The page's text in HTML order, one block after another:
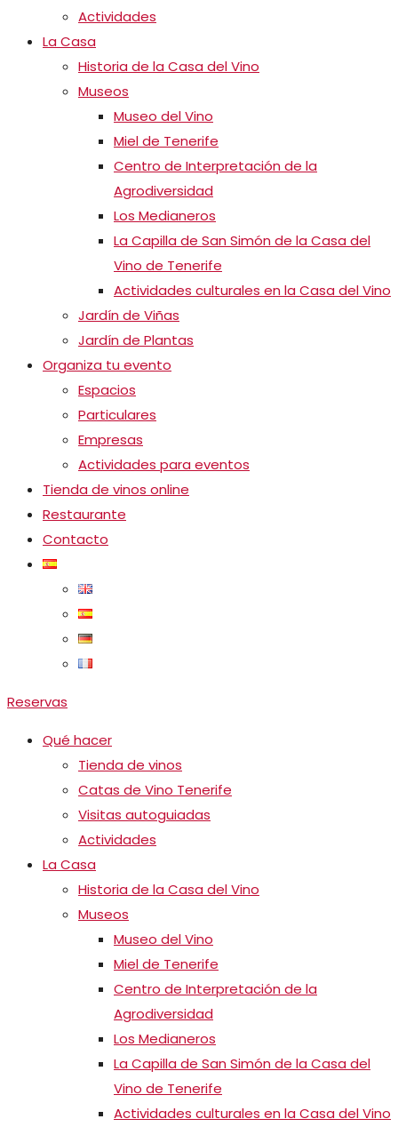
Actividades
La Casa
Historia de la Casa del Vino
Museos
Museo del Vino
Miel de Tenerife
Centro de Interpretación de la
Agrodiversidad
Los Medianeros
La Capilla de San Simón de la Casa del
Vino de Tenerife
Actividades culturales en la Casa del Vino
Jardín de Viñas
Jardín de Plantas
Organiza tu evento
Espacios
Particulares
Empresas
Actividades para eventos
Tienda de vinos online
Restaurante
Contacto
Reservas
Qué hacer
Tienda de vinos
Catas de Vino Tenerife
Visitas autoguiadas
Actividades
La Casa
Historia de la Casa del Vino
Museos
Museo del Vino
Miel de Tenerife
Centro de Interpretación de la
Agrodiversidad
Los Medianeros
La Capilla de San Simón de la Casa del
Vino de Tenerife
Actividades culturales en la Casa del Vino